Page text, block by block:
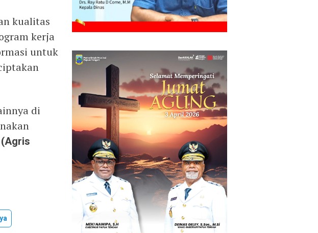
kualitas
kerja
untuk
di
(Agris